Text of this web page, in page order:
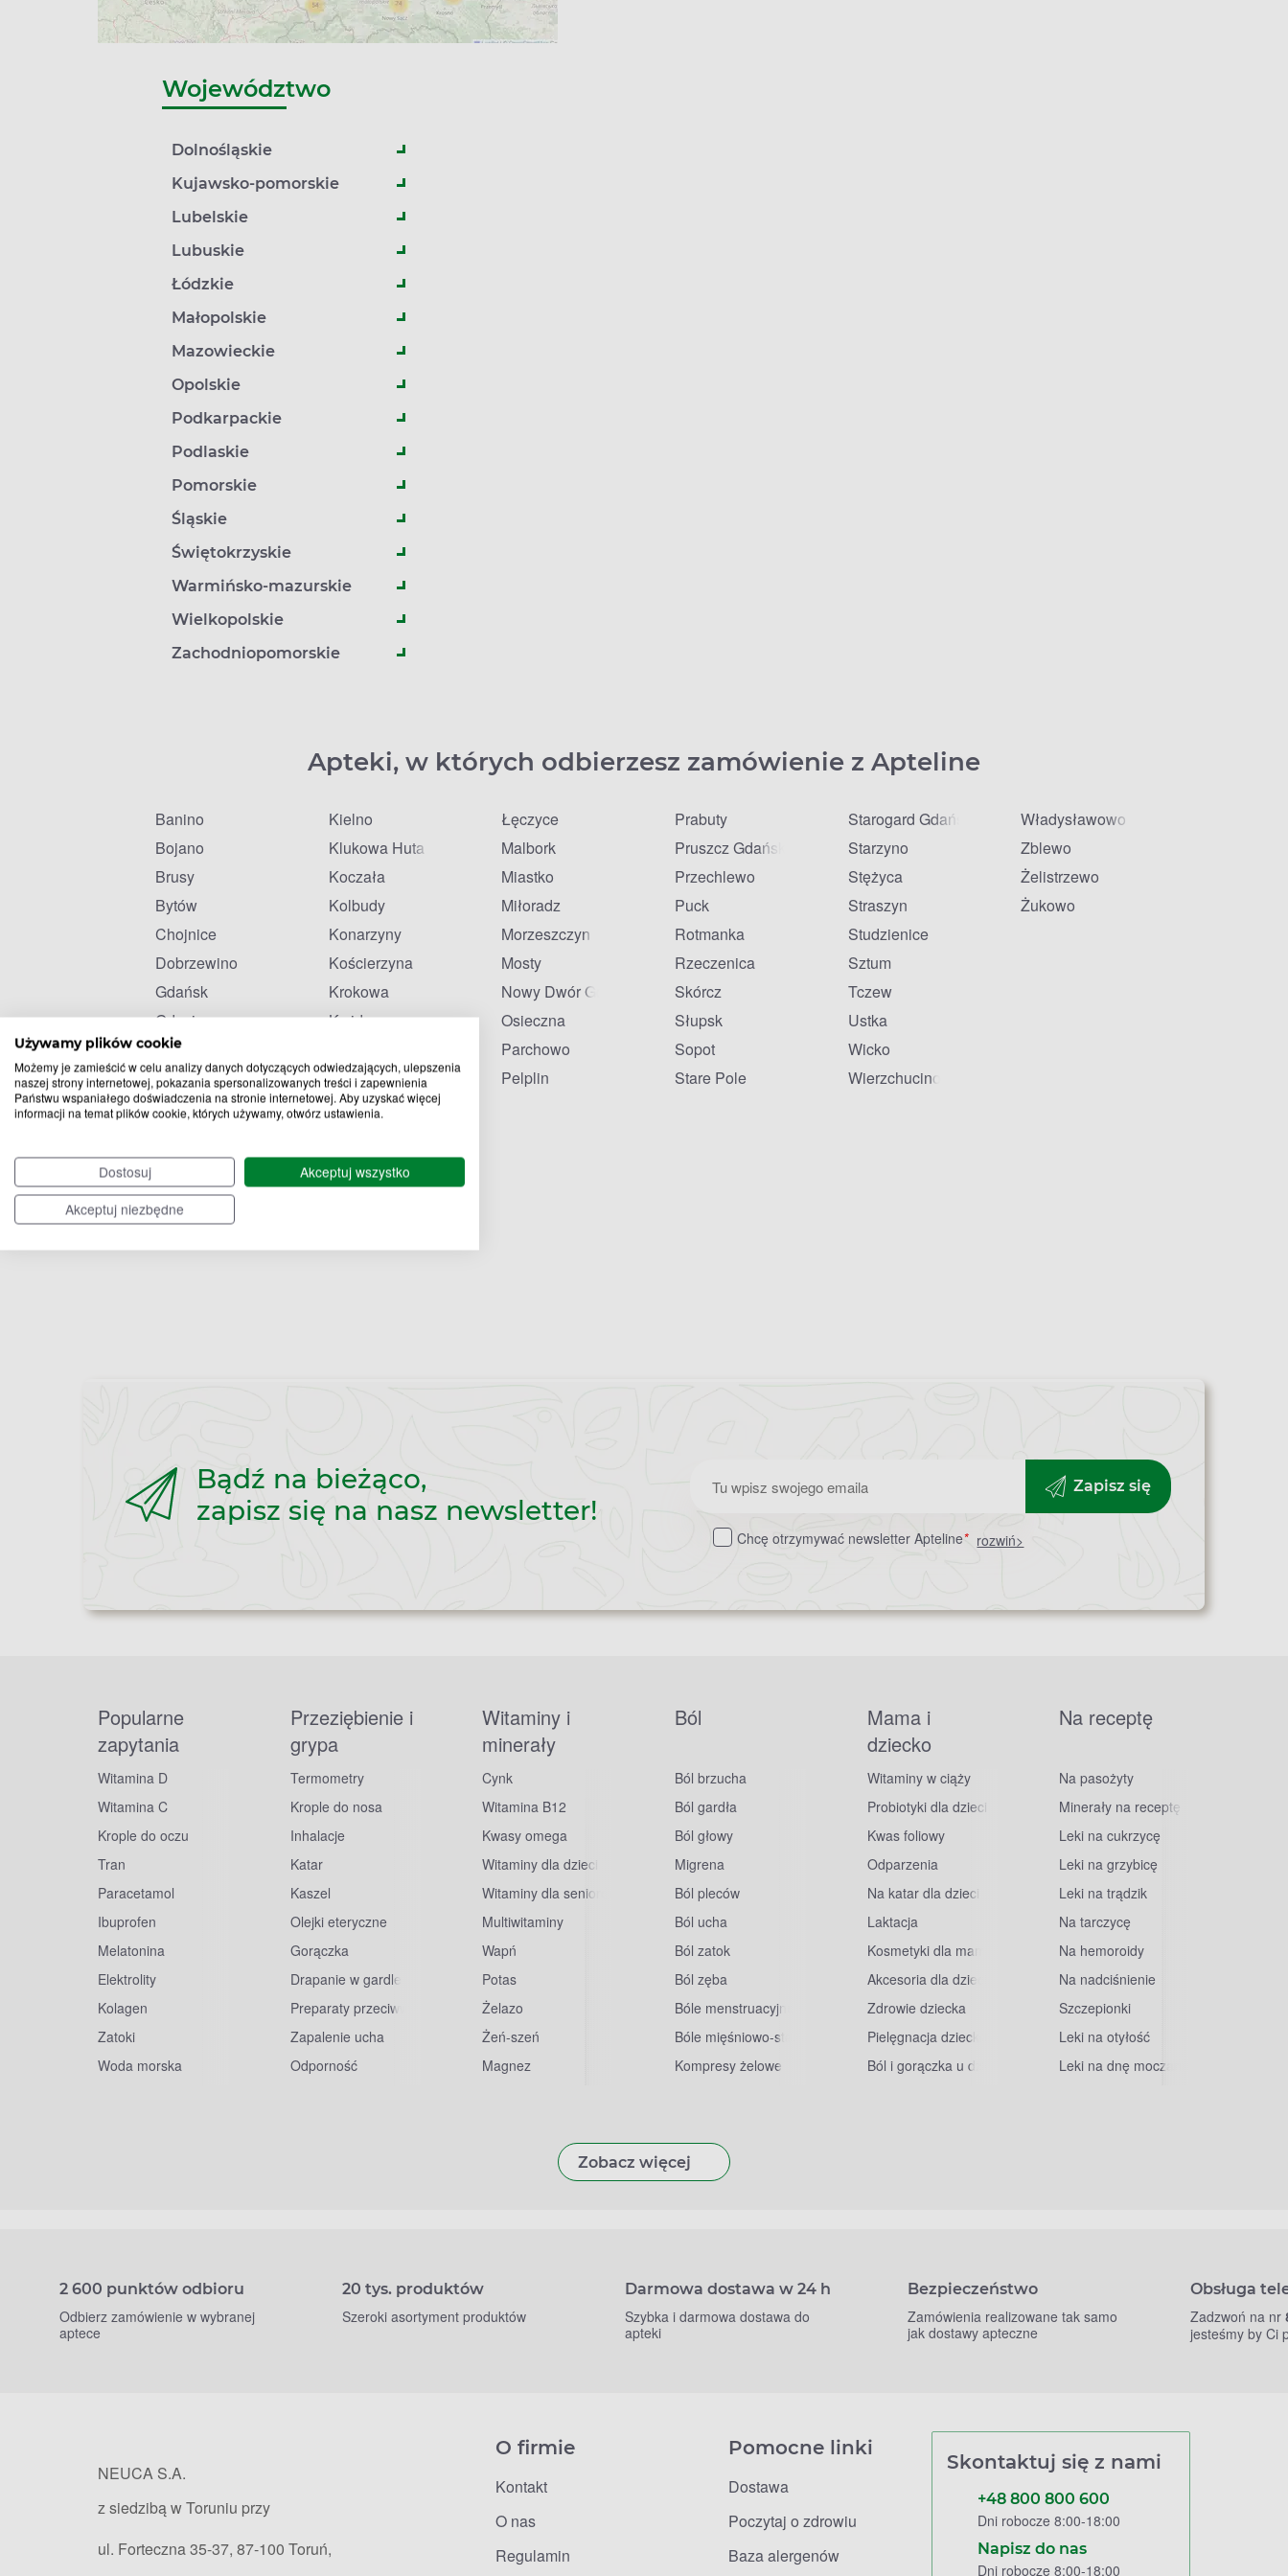
Używamy plików cookie
Możemy je zamieścić w celu analizy danych dotyczących odwiedzających, ulepszenia
naszej strony internetowej, pokazania spersonalizowanych treści i zapewnienia
Państwu wspaniałego doświadczenia na stronie internetowej. Aby uzyskać więcej
informacji na temat plików cookie, których używamy, otwórz ustawienia.
Dostosuj
Akceptuj wszystko
Akceptuj niezbędne
Województwo
Dolnośląskie
Kujawsko-pomorskie
Lubelskie
Lubuskie
Łódzkie
Małopolskie
Mazowieckie
Opolskie
Podkarpackie
Podlaskie
Pomorskie
Śląskie
Świętokrzyskie
Warmińsko-mazurskie
Wielkopolskie
Zachodniopomorskie
Apteki, w których odbierzesz zamówienie z Apteline
Banino
Bojano
Brusy
Bytów
Chojnice
Dobrzewino
Gdańsk
Gdynia
Gościcino
Gowidlino
Kielno
Klukowa Huta
Koczała
Kolbudy
Konarzyny
Kościerzyna
Krokowa
Kwidzyn
Lubichowo
Łęczyce
Malbork
Miastko
Miłoradz
Morzeszczyn
Mosty
Nowy Dwór Gdański
Osieczna
Parchowo
Pelplin
Prabuty
Pruszcz Gdański
Przechlewo
Puck
Rotmanka
Rzeczenica
Skórcz
Słupsk
Sopot
Stare Pole
Starogard Gdański
Starzyno
Stężyca
Straszyn
Studzienice
Sztum
Tczew
Ustka
Wicko
Wierzchucino
Władysławowo
Zblewo
Żelistrzewo
Żukowo
Bądź na bieżąco,
zapisz się na nasz newsletter!
Zapisz
do
Zapisz się
Chcę otrzymywać newsletter Apteline* rozwiń>
Popularne
zapytania
Witamina D
Witamina C
Krople do oczu
Tran
Paracetamol
Ibuprofen
Melatonina
Elektrolity
Kolagen
Zatoki
Woda morska
Przeziębienie i
grypa
Termometry
Krople do nosa
Inhalacje
Katar
Kaszel
Olejki eteryczne
Gorączka
Drapanie w gardle
Preparaty przeciwwirusowe
Zapalenie ucha
Odporność
Witaminy i
minerały
Cynk
Witamina B12
Kwasy omega
Witaminy dla dzieci
Witaminy dla seniorów
Multiwitaminy
Wapń
Potas
Żelazo
Żeń-szeń
Magnez
Ból
Ból brzucha
Ból gardła
Ból głowy
Migrena
Ból pleców
Ból ucha
Ból zatok
Ból zęba
Bóle menstruacyjne
Bóle mięśniowo-stawowe
Kompresy żelowe
Mama i
dziecko
Witaminy w ciąży
Probiotyki dla dzieci
Kwas foliowy
Odparzenia
Na katar dla dzieci
Laktacja
Kosmetyki dla mam
Akcesoria dla dzieci
Zdrowie dziecka
Pielęgnacja dziecka
Ból i gorączka u dzieci
Na receptę
Na pasożyty
Minerały na receptę
Leki na cukrzycę
Leki na grzybicę
Leki na trądzik
Na tarczycę
Na hemoroidy
Na nadciśnienie
Szczepionki
Leki na otyłość
Leki na dnę moczanową
Zobacz więcej
2 600 punktów odbioru
Odbierz zamówienie w wybranej
aptece
20 tys. produktów
Szeroki asortyment produktów
Darmowa dostawa w 24 h
Szybka i darmowa dostawa do
apteki
Bezpieczeństwo
Zamówienia realizowane tak samo
jak dostawy apteczne
Obsługa
Zadzwoń na nr
jesteśmy by Ci
NEUCA S.A.
z siedzibą w Toruniu przy
ul. Forteczna 35-37, 87-100 Toruń,
O firmie
Kontakt
O nas
Regulamin
Pomocne linki
Dostawa
Poczytaj o zdrowiu
Baza alergenów
Skontaktuj się z nami
+48 800 800 600
Dni robocze 8:00-18:00
Napisz do nas
Dni robocze 8:00-18:00